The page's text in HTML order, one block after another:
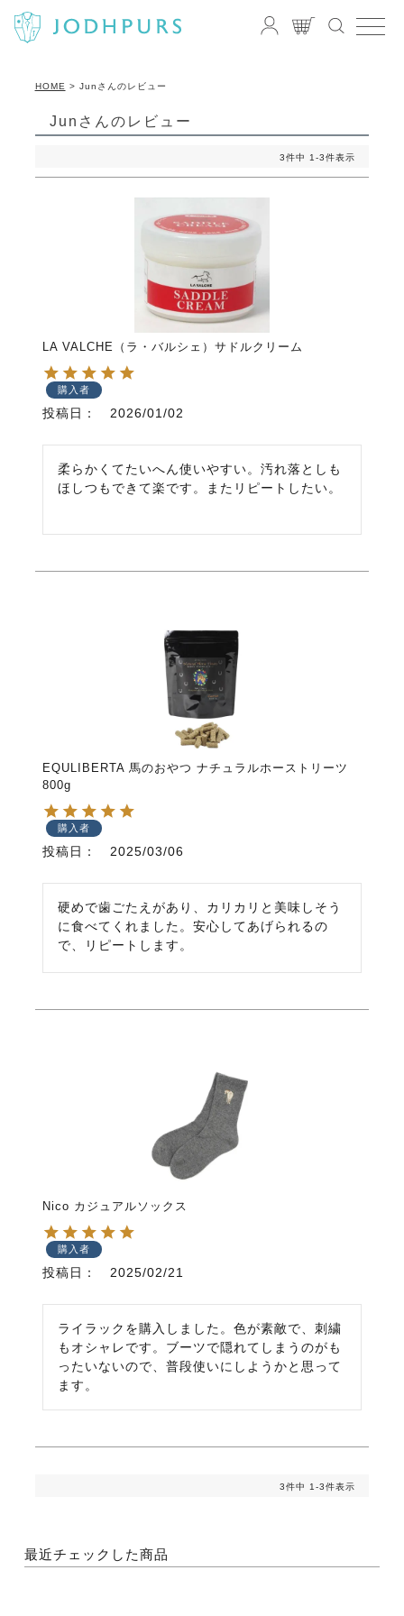
HOME Junさんのレビュー
Junさんのレビュー
3件中 1-3件表示
LA VALCHE（ラ・バルシェ）サドルクリーム
購入者
投稿日 2026/01/02
柔らかくてたいへん使いやすい。汚れ落としも
ほしつもできて楽です。またリピートしたい。
EQULIBERTA 馬のおやつ ナチュラルホーストリーツ
800g
購入者
投稿日 2025/03/06
硬めで歯ごたえがあり、カリカリと美味しそう
に食べてくれました。安心してあげられるの
で、リピートします。
Nico カジュアルソックス
購入者
投稿日 2025/02/21
ライラックを購入しました。色が素敵で、刺繍
もオシャレです。ブーツで隠れてしまうのがも
ったいないので、普段使いにしようかと思って
ます。
3件中 1-3件表示
最近チェックした商品